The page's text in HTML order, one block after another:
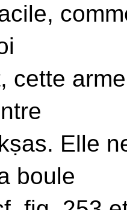
cette
Elle
boule